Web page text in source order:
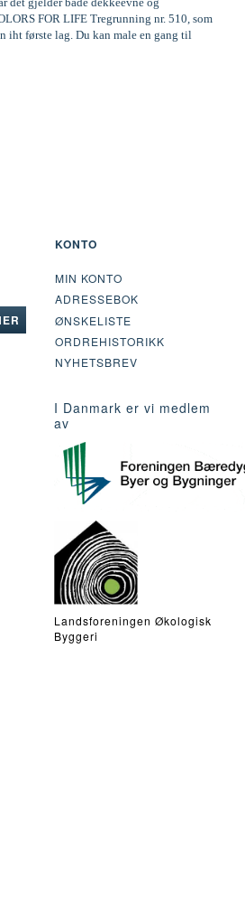
FOR LIFE Tregrunning nr. 510, som
iht første lag. Du kan male en gang til
KONTO
MIN KONTO
ADRESSEBOK
ØNSKELISTE
ORDREHISTORIKK
NYHETSBREV
I Danmark er vi medlem
av
Landsforeningen Økologisk
Byggeri